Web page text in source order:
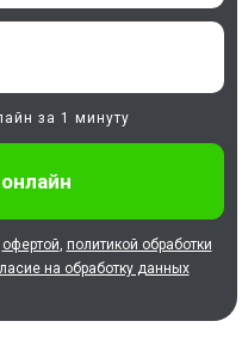
за 1 минуту
офертой, политикой обработки
на обработку данных